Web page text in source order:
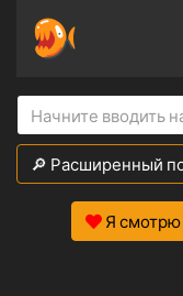
🔎 Расширенный
Я смотрю